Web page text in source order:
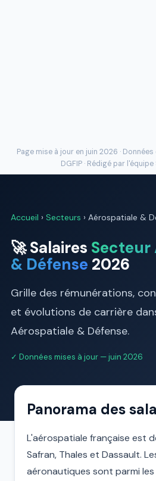
Page mise à jour en juin 2026 ·
DGFIP · Rédigé par l'équipe
Accueil › Secteurs › Aérospatiale &
🚀 Salaires Secteur
& Défense 2026
Grille des rémunérations,
et évolutions de carrière
Aérospatiale & Défense.
✓ Données mises à jour — juin 2026
Panorama des
L'aérospatiale française est
Safran, Thales et Dassault.
aéronautiques sont parmi les